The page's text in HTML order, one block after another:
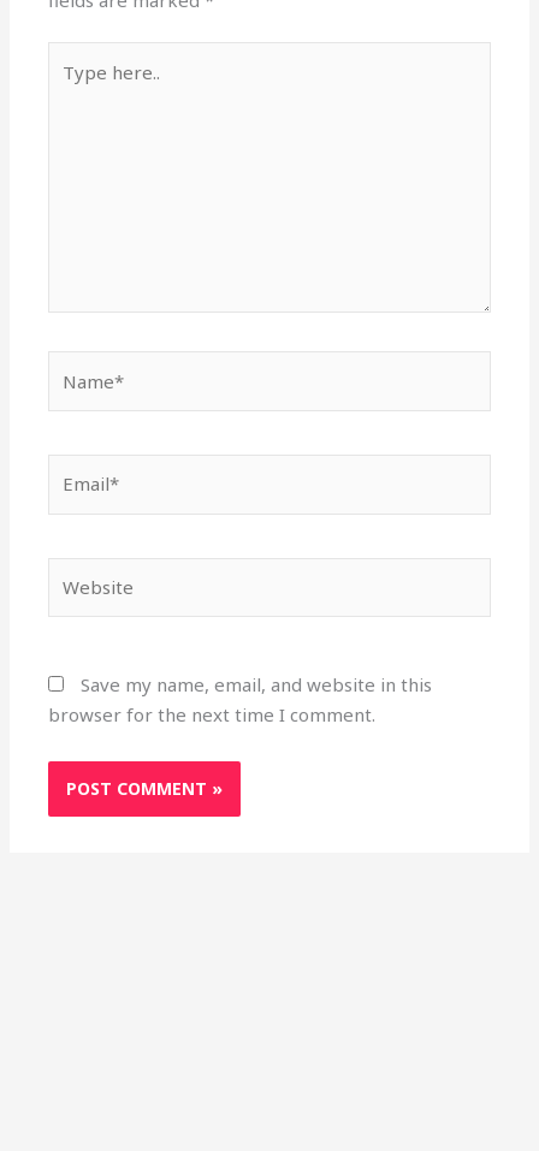
here..
Save my name, email, and website in this
browser for the next time I comment.